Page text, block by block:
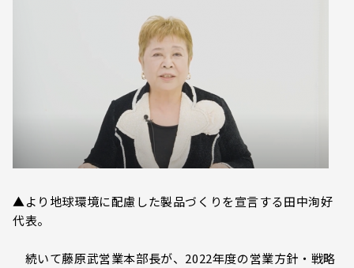
▲より地球環境に配慮した製品づくりを宣言する田中洵好
代表。
続いて藤原武営業本部長が、2022年度の営業方針・戦略